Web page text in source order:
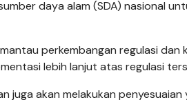
daya alam (SDA) nasional
perkembangan regulasi
lebih lanjut atas regulasi
juga akan melakukan